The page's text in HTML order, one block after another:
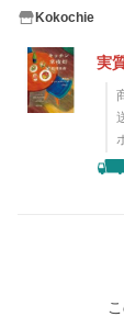
Kokochie
実